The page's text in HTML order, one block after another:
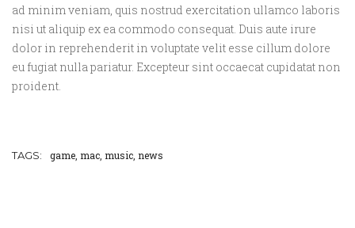
ad minim veniam, quis nostrud exercitation ullamco laboris
nisi ut aliquip ex ea commodo consequat. Duis aute irure
dolor in reprehenderit in voluptate velit esse cillum dolore
eu fugiat nulla pariatur. Excepteur sint occaecat cupidatat non
proident.
TAGS: game mac music news